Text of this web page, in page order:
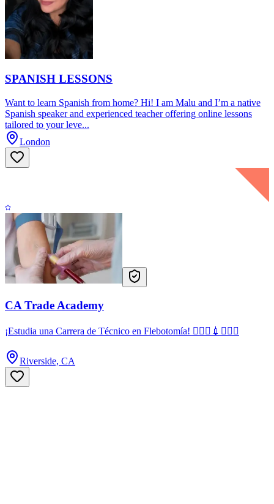
SPANISH LESSONS
Want to learn Spanish from home? Hi! I am Malu and I’m a native
Spanish speaker and experienced teacher offering online lessons
tailored to your leve...
London
CA Trade Academy
¡Estudia una Carrera de Técnico en Flebotomía! 👩🏻‍⚕️💉🧑🏻‍⚕️
Riverside, CA